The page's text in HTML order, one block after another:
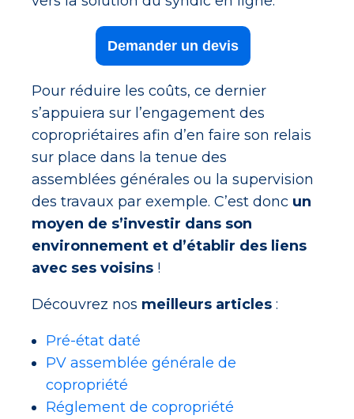
Demander un devis
Pour réduire les coûts, ce dernier
s’appuiera sur l’engagement des
copropriétaires afin d’en faire son relais
sur place dans la tenue des
assemblées générales ou la supervision
des travaux par exemple. C’est donc un
moyen de s’investir dans son
environnement et d’établir des liens
avec ses voisins !
Découvrez nos meilleurs articles :
Pré-état daté
PV assemblée générale de
copropriété
Réglement de copropriété